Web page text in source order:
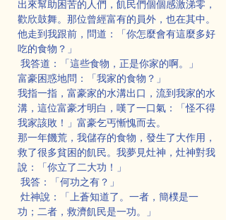
出來幫助困苦的人們，飢民們個個感激涕零，
歡欣鼓舞。那位曾經富有的員外，也在其中。
他走到我跟前，問道：「你怎麼會有這麼多好
吃的食物？」
我答道：「這些食物，正是你家的啊。」
富豪困惑地問：「我家的食物？」
我指一指，富豪家的水溝出口，流到我家的水
溝，這位富豪才明白，嘆了一口氣：「怪不得
我家該敗！」富豪乞丐慚愧而去。
那一年饑荒，我儲存的食物，發生了大作用，
救了很多貧困的飢民。我夢見灶神，灶神對我
說：「你立了二大功！」
我答：「何功之有？」
灶神說：「上蒼知道了。一者，簡樸是一
功；二者，救濟飢民是一功。」